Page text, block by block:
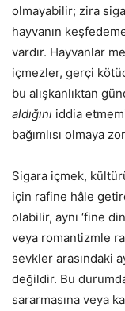
olmayabilir; zira
hayvanın
vardır. Hayvanlar
içmezler, gerçi
bu alışkanlıktan
aldığını iddia
bağımlısı olmaya
Sigara içmek,
için rafine hâle
olabilir, aynı ‘fine
veya romantizmle
sevkler arasındaki
değildir. Bu
sararmasına veya